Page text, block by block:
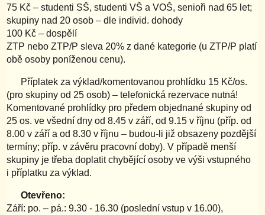
75 Kč – studenti SŠ, studenti VŠ a VOŠ, senioři nad 65 let;
skupiny nad 20 osob – dle individ. dohody
100 Kč – dospělí
ZTP nebo ZTP/P sleva 20% z dané kategorie (u ZTP/P platí
obě osoby poníženou cenu).
Příplatek za výklad/komentovanou prohlídku 15 Kč/os.
(pro skupiny od 25 osob) – telefonická rezervace nutná!
Komentované prohlídky pro předem objednané skupiny od
25 os. ve všední dny od 8.45 v září, od 9.15 v říjnu (příp. od
8.00 v září a od 8.30 v říjnu – budou-li již obsazeny pozdější
termíny; příp. v závěru pracovní doby). V případě menší
skupiny je třeba doplatit chybějící osoby ve výši vstupného
i příplatku za výklad.
Otevřeno:
Září: po. – pá.: 9.30 - 16.30 (poslední vstup v 16.00),